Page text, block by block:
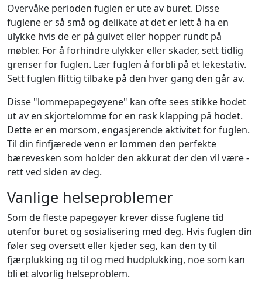
Overvåke perioden fuglen er ute av buret. Disse
fuglene er så små og delikate at det er lett å ha en
ulykke hvis de er på gulvet eller hopper rundt på
møbler. For å forhindre ulykker eller skader, sett tidlig
grenser for fuglen. Lær fuglen å forbli på et lekestativ.
Sett fuglen flittig tilbake på den hver gang den går av.
Disse "lommepapegøyene" kan ofte sees stikke hodet
ut av en skjortelomme for en rask klapping på hodet.
Dette er en morsom, engasjerende aktivitet for fuglen.
Til din finfjærede venn er lommen den perfekte
bærevesken som holder den akkurat der den vil være -
rett ved siden av deg.
Vanlige helseproblemer
Som de fleste papegøyer krever disse fuglene tid
utenfor buret og sosialisering med deg. Hvis fuglen din
føler seg oversett eller kjeder seg, kan den ty til
fjærplukking og til og med hudplukking, noe som kan
bli et alvorlig helseproblem.